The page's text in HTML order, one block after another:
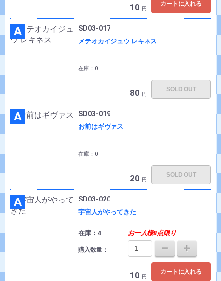
10 円
カートに入れる
A SD03-017
メテオカイジュウ レキネス
在庫：0
80 円
SOLD OUT
A SD03-019
お前はギヴァス
在庫：0
20 円
SOLD OUT
A SD03-020
宇宙人がやってきた
在庫：4 お一人様8点限り
購入数量：
10 円
カートに入れる